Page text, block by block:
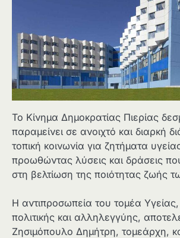
Το Κίνημα Δημοκρατίας Πιερίας
παραμείνει σε ανοιχτό και διαρκή
τοπική κοινωνία για ζητήματα
προωθώντας λύσεις και δράσεις
στη βελτίωση της ποιότητας ζωής
Η αντιπροσωπεία του τομέα Υγείας,
πολιτικής και αλληλεγγύης,
Ζησιμόπουλο Δημήτρη, τομεάρχη,